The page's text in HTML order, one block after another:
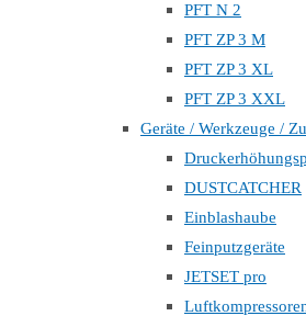
PFT N 2
PFT ZP 3 M
PFT ZP 3 XL
PFT ZP 3 XXL
Geräte / Werkzeuge /
DUSTCATCHER
Einblashaube
Feinputzgeräte
JETSET pro